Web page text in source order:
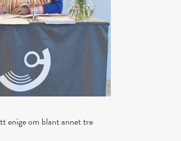
enige om blant annet tre